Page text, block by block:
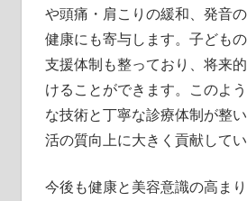
や頭痛・肩こりの緩和、発音
健康にも寄与します。子ども
支援体制も整っており、将来
けることができます。このよ
な技術と丁寧な診療体制が整
活の質向上に大きく貢献してい
今後も健康と美容意識の高ま